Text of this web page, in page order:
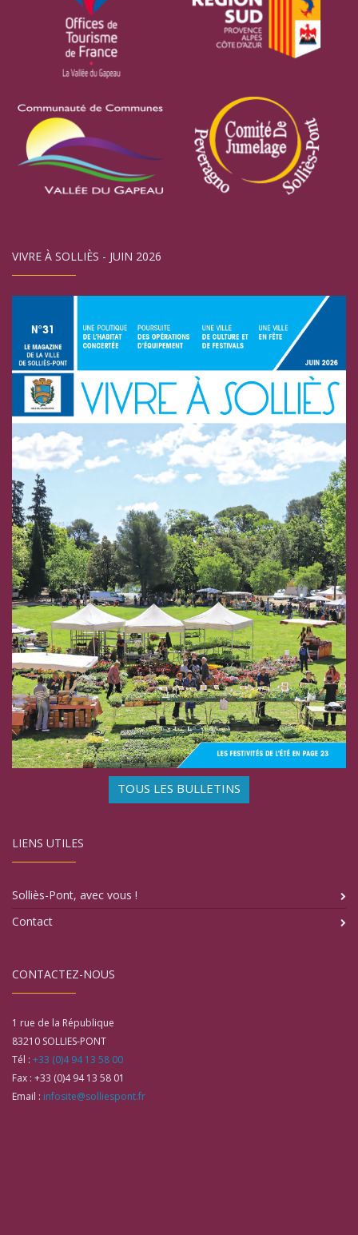
VIVRE À SOLLIÈS - JUIN 2026
TOUS LES BULLETINS
LIENS UTILES
Solliès-Pont, avec vous !
Contact
CONTACTEZ-NOUS
1 rue de la République
83210 SOLLIES-PONT
Tél : +33 (0)4 94 13 58 00
Fax : +33 (0)4 94 13 58 01
Email : infosite@solliespont.fr